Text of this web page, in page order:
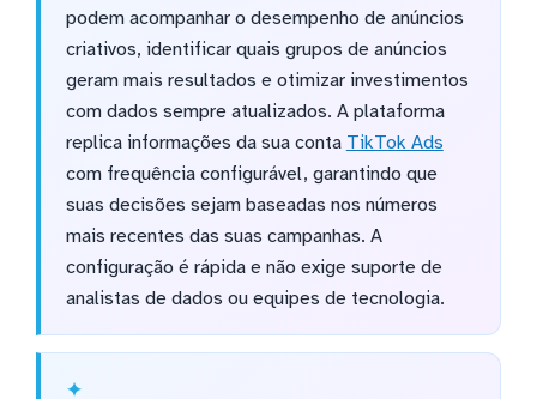
podem acompanhar o desempenho de anúncios
criativos, identificar quais grupos de anúncios
geram mais resultados e otimizar investimentos
com dados sempre atualizados. A plataforma
replica informações da sua conta TikTok Ads
com frequência configurável, garantindo que
suas decisões sejam baseadas nos números
mais recentes das suas campanhas. A
configuração é rápida e não exige suporte de
analistas de dados ou equipes de tecnologia.